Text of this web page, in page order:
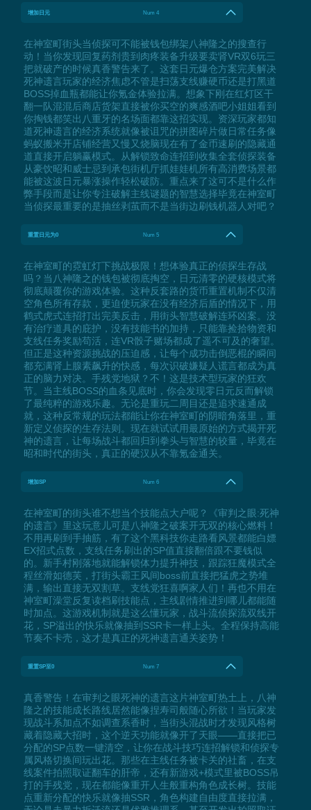
增加日元 Num 4
在神室町街头当侦探可不能被钱包绑架八神隆之的搜查行
动！当你发现回复药剂贵到肉疼装备升级要卖肾VR双6玩三
把就破产的时候真香警告来了。这套日元爆仓方案完美解决
死神遗言玩家的经济焦虑不管是扫荡支线赚硬币还是打黑道
BOSS掉血瓶都能让你氪金体验拉满。想象下刚在红灯区干
翻一队混混后商店货架直接被你买空的爽感酒吧小姐姐看到
你掏钱都笑出八重牙的名场面都靠这招实现。资深玩家都知
道死神遗言的经济系统就像被诅咒的拼图碎片做日常任务像
蚂蚁搬米开店铺经营又慢又烧脑现在有了金币速刷的隐藏通
道直接开启躺赢模式。从解锁致命连招到收集全套侦探装备
从豪饮昭和威士忌到承包街机厅抓娃娃机所有高消费场景都
能被这波日元暴涨操作轻松破防。重点来了这可不是什么作
弊手段而是让你专注破解主线谜题的智慧选择毕竟在神室町
当侦探最重要的是抽丝剥茧而不是当街边刷钱机器人对吧？
重置日元为0 Num 5
在神室町的霓虹灯下挑战极限！想体验真正的侦探生存战
吗？当八神隆之的钱包被彻底掏空，日元清零的硬核模式将
彻底颠覆你的游戏体验。这种反套路的货币重置机制不仅清
空角色所有存款，更迫使玩家在没有经济后盾的情况下，用
鹤式虎式连招打出完美反击，用街头智慧破解连环凶案。没
有治疗道具的庇护，没有技能书的加持，只能靠捡拾物资和
支线任务奖励苟活，连VR骰子赌场都成了遥不可及的奢望。
但正是这种资源挑战的压迫感，让每个成功击倒恶棍的瞬间
都充满肾上腺素飙升的快感，每次识破嫌疑人谎言都成为真
正的脑力对决。手残党地狱？不！这是技术型玩家的狂欢
节。当主线BOSS的血条见底时，你会发现零日元反而解锁
了最纯粹的游戏乐趣。无论是重玩二周目还是追求速通成
就，这种反常规的玩法都能让你在神室町的阴暗角落里，重
新定义侦探的生存法则。现在就试试用最原始的方式揭开死
神的遗言，让每场战斗都回归到拳头与智慧的较量，毕竟在
昭和时代的街头，真正的硬汉从不靠氪金通关。
增加SP Num 6
在神室町的街头谁不想当个技能点大户呢？《审判之眼:死神
的遗言》里这玩意儿可是八神隆之破案开无双的核心燃料！
不用再刷到手抽筋，有了这个黑科技你走路看风景都能白嫖
EX招式点数，支线任务刷出的SP值直接翻倍跟不要钱似
的。新手村刚落地就能解锁体力提升神技，跟踪狂魔模式全
程丝滑如德芙，打街头霸王风间boss前直接把猛虎之势堆
满，输出直接无双割草。支线党狂喜啊家人们！再也不用在
神室町澡堂反复读档刷技能点，主线剧情推进到哪儿都能随
时加点。这游戏机制就是这么懂玩家，战斗流侦探流双线开
花，SP溢出的快乐就像抽到SSR卡一样上头。全程保持高能
节奏不卡壳，这才是真正的死神遗言通关姿势！
重置SP至0 Num 7
真香警告！在审判之眼死神的遗言这片神室町热土上，八神
隆之的技能成长路线居然能像捏寿司般随心所欲！当玩家发
现战斗系加点不如调查系香时，当街头混战时才发现风格树
藏着隐藏大招时，这个逆天功能就像开了天眼——直接把已
分配的SP点数一键清空，让你在战斗技巧连招解锁和侦探专
属风格切换间玩出花。那些在主线任务被卡关的社畜，在支
线案件拍照取证翻车的肝帝，还有新游戏+模式里被BOSS吊
打的手残党，现在都能像重开人生般重构角色成长树。技能
点重新分配的快乐就像抽SSR，角色构建自由度直接拉满，